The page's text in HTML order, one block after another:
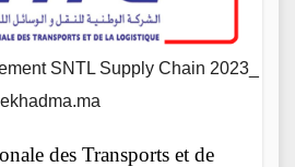
SNTL Supply Chain 2023_
ekhadma.ma
des Transports et de